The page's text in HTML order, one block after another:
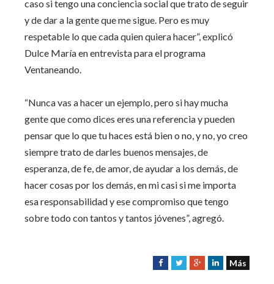
caso si tengo una conciencia social que trato de seguir
y de dar a la gente que me sigue. Pero es muy
respetable lo que cada quien quiera hacer”, explicó
Dulce María en entrevista para el programa
Ventaneando.
“Nunca vas a hacer un ejemplo, pero si hay mucha
gente que como dices eres una referencia y pueden
pensar que lo que tu haces está bien o no, y no, yo creo
siempre trato de darles buenos mensajes, de
esperanza, de fe, de amor, de ayudar a los demás, de
hacer cosas por los demás, en mi casi si me importa
esa responsabilidad y ese compromiso que tengo
sobre todo con tantos y tantos jóvenes”, agregó.
F
T
G
L
Más